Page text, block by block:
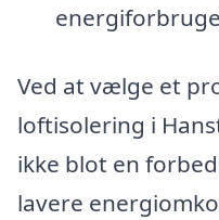
Ved at vælge et
loftisolering i
ikke blot en
lavere